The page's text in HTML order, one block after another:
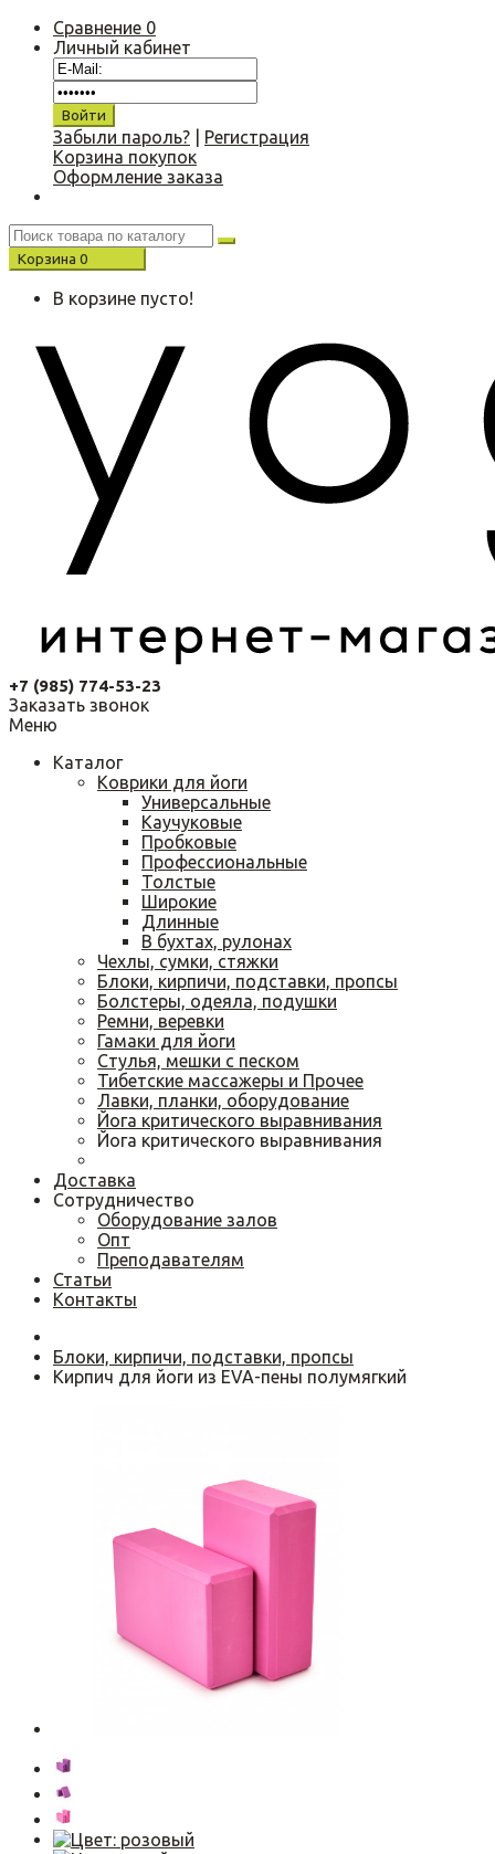
Сравнение 0
Личный кабинет
Забыли пароль?
Регистрация
Корзина покупок
Оформление заказа
Корзина 0
В корзине пусто!
+7 (985) 774-53-23
Заказать звонок
Меню
Каталог
Коврики для йоги
Универсальные
Каучуковые
Пробковые
Профессиональные
Толстые
Широкие
Длинные
В бухтах, рулонах
Чехлы, сумки, стяжки
Блоки, кирпичи, подставки, пропсы
Болстеры, одеяла, подушки
Ремни, веревки
Гамаки для йоги
Cтулья, мешки с песком
Тибетские массажеры и Прочее
Лавки, планки, оборудование
Йога критического выравнивания
Йога критического выравнивания
Доставка
Сотрудничество
Оборудование залов
Опт
Преподавателям
Статьи
Контакты
Блоки, кирпичи, подставки, пропсы
Кирпич для йоги из EVA-пены полумягкий